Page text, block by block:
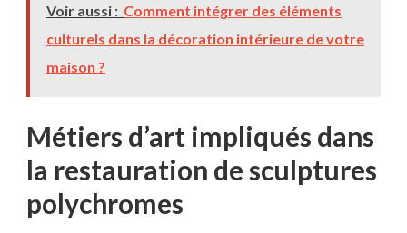
Voir aussi : Comment intégrer des éléments
culturels dans la décoration intérieure de votre
maison ?
Métiers d’art impliqués dans
la restauration de sculptures
polychromes